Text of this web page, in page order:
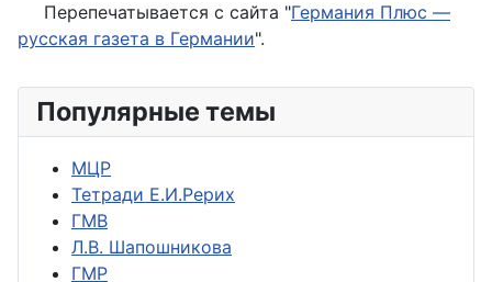
Перепечатывается с сайта "Германия Плюс —
русская газета в Германии".
Популярные темы
МЦР
Тетради Е.И.Рерих
ГМВ
Л.В. Шапошникова
ГМР